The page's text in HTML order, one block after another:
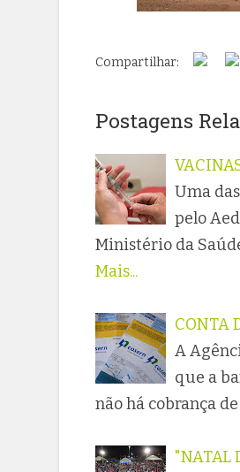
Compartilhar:
Postagens
Uma
pelo
Ministério da
Mais...
CONTA
A
que a
não há cobrança
"NATAL